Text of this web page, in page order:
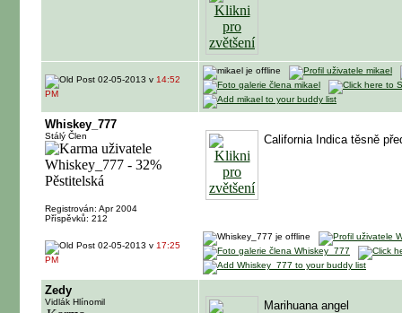
02-05-2013 v 14:52
PM
Whiskey_777
Stálý Člen
Registrován: Apr 2004
Příspěvků: 212
California Indica těsně
02-05-2013 v 17:25
PM
Zedy
Vidlák Hlínomil Marihuana angel